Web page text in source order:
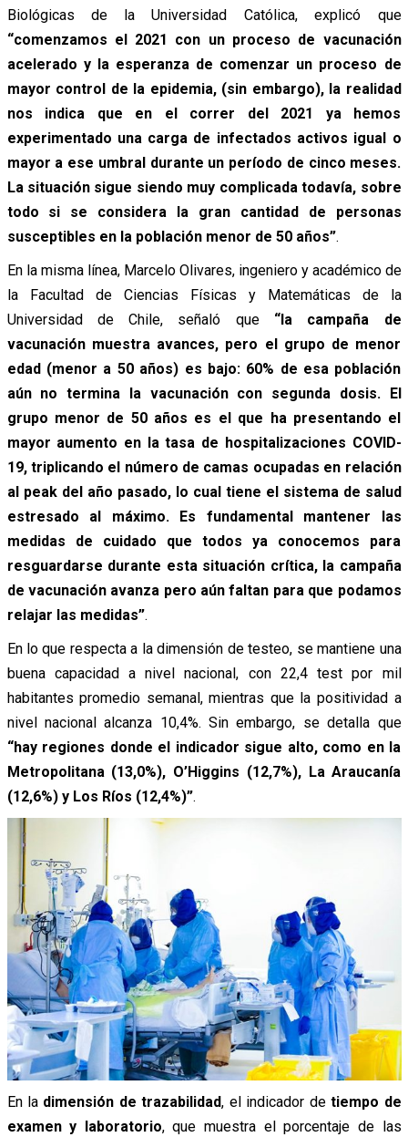
Biológicas de la Universidad Católica, explicó que
“comenzamos el 2021 con un proceso de vacunación
acelerado y la esperanza de comenzar un proceso de
mayor control de la epidemia, (sin embargo), la realidad
nos indica que en el correr del 2021 ya hemos
experimentado una carga de infectados activos igual o
mayor a ese umbral durante un período de cinco meses.
La situación sigue siendo muy complicada todavía, sobre
todo si se considera la gran cantidad de personas
susceptibles en la población menor de 50 años”.
En la misma línea, Marcelo Olivares, ingeniero y académico de
la Facultad de Ciencias Físicas y Matemáticas de la
Universidad de Chile, señaló que “la campaña de
vacunación muestra avances, pero el grupo de menor
edad (menor a 50 años) es bajo: 60% de esa población
aún no termina la vacunación con segunda dosis. El
grupo menor de 50 años es el que ha presentando el
mayor aumento en la tasa de hospitalizaciones COVID-
19, triplicando el número de camas ocupadas en relación
al peak del año pasado, lo cual tiene el sistema de salud
estresado al máximo. Es fundamental mantener las
medidas de cuidado que todos ya conocemos para
resguardarse durante esta situación crítica, la campaña
de vacunación avanza pero aún faltan para que podamos
relajar las medidas”.
En lo que respecta a la dimensión de testeo, se mantiene una
buena capacidad a nivel nacional, con 22,4 test por mil
habitantes promedio semanal, mientras que la positividad a
nivel nacional alcanza 10,4%. Sin embargo, se detalla que
“hay regiones donde el indicador sigue alto, como en la
Metropolitana (13,0%), O’Higgins (12,7%), La Araucanía
(12,6%) y Los Ríos (12,4%)”.
En la dimensión de trazabilidad, el indicador detiempo de
examen y laboratorio, que muestra el porcentaje de las